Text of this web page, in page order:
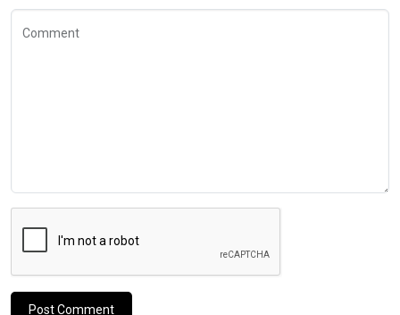
Comment